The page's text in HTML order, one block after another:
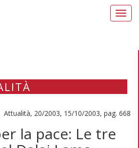
Attualità, 20/2003, 15/10/2003, pag. 668
la pace: Le tre